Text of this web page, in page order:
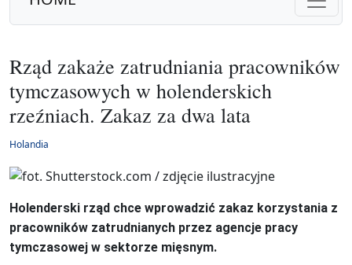
Rząd zakaże zatrudniania pracowników
tymczasowych w holenderskich
rzeźniach. Zakaz za dwa lata
Holandia
Holenderski rząd chce wprowadzić zakaz korzystania z
pracowników zatrudnianych przez agencje pracy
tymczasowej w sektorze mięsnym.